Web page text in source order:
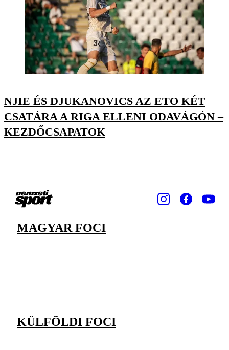
NJIE ÉS DJUKANOVICS AZ ETO KÉT
CSATÁRA A RIGA ELLENI ODAVÁGÓN –
KEZDŐCSAPATOK
MAGYAR FOCI
KÜLFÖLDI FOCI